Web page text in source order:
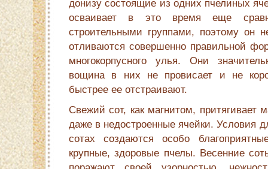
донизу состоящие из одних пчелиных
осваивает в это время еще
строительными группами, поэтому он
отливаются совершенно правильной
многокорпусного улья. Они
вощина в них не провисает и не
быстрее ее отстраивают.
Свежий сот, как магнитом, притягивает
даже в недостроенные ячейки. Условия
сотах создаются особо
крупные, здоровые пчелы. Весенние